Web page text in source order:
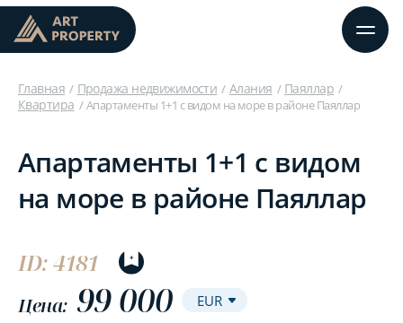
Главная Продажа недвижимости Алания
Паяллар
Квартира
Апартаменты 1+1 с видом на море в районе Паяллар
Апартаменты 1+1 с видом
на море в районе Паяллар
ID: 4181
Цена: 99 000